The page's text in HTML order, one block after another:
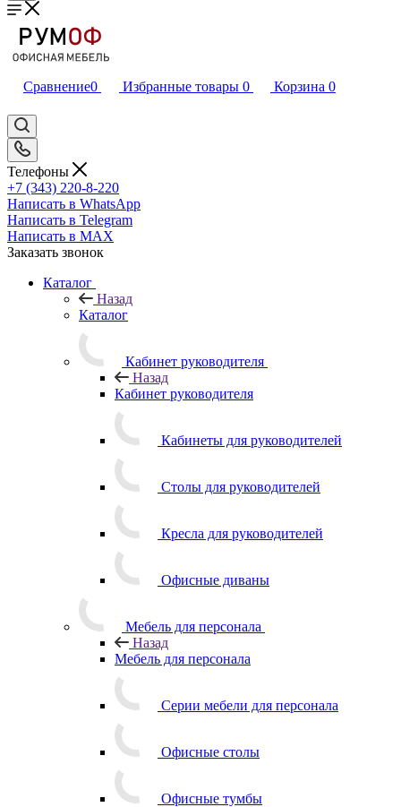
Сравнение0 Избранные товары 0 Корзина 0
Телефоны
+7 (343) 220-8-220
Написать в WhatsApp
Написать в Telegram
Написать в MAX
Заказать звонок
Каталог
Назад
Каталог
Кабинет руководителя
Назад
Кабинет руководителя
Кабинеты для руководителей
Столы для руководителей
Кресла для руководителей
Офисные диваны
Мебель для персонала
Назад
Мебель для персонала
Серии мебели для персонала
Офисные столы
Офисные тумбы